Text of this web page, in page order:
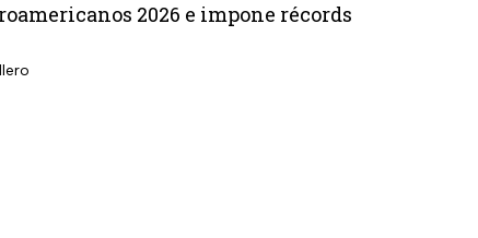
2026 e impone récords